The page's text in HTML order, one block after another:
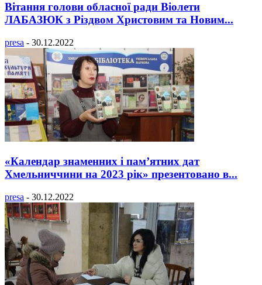
Вітання голови обласної ради Віолети
ЛАБАЗЮК з Різдвом Христовим та Новим...
presa - 30.12.2022
«Календар знаменних і пам’ятних дат
Хмельниччини на 2023 рік» презентовано в...
presa - 30.12.2022